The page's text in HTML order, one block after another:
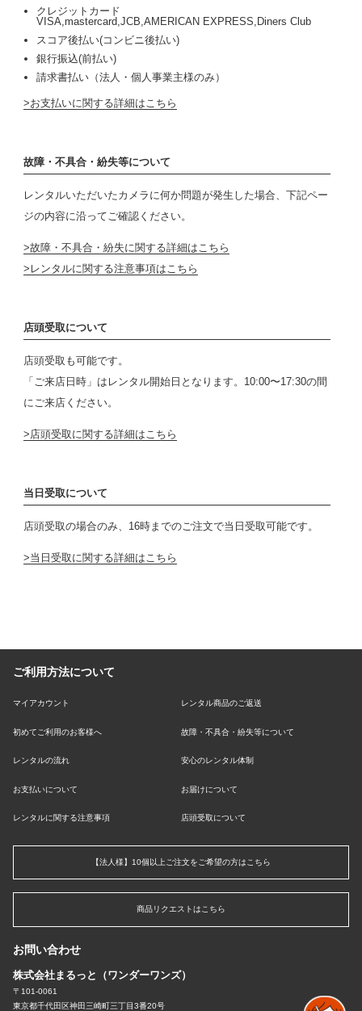
クレジットカード
VISA,mastercard,JCB,AMERICAN EXPRESS,Diners Club
スコア後払い(コンビニ後払い)
銀行振込(前払い)
請求書払い（法人・個人事業主様のみ）
お支払いに関する詳細はこちら
故障・不具合・紛失等について
レンタルいただいたカメラに何か問題が発生した場合、下記ペー
ジの内容に沿ってご確認ください。
故障・不具合・紛失に関する詳細はこちら
レンタルに関する注意事項はこちら
店頭受取について
店頭受取も可能です。
「ご来店日時」はレンタル開始日となります。10:00〜17:30の間
にご来店ください。
店頭受取に関する詳細はこちら
当日受取について
店頭受取の場合のみ、16時までのご注文で当日受取可能です。
当日受取に関する詳細はこちら
ご利用方法について
マイアカウント レンタル商品のご返送
初めてご利用のお客様へ 故障・不具合・紛失等について
レンタルの流れ 安心のレンタル体制
お支払いについて お届けについて
レンタルに関する注意事項 店頭受取について
【法人様】10個以上ご注文をご希望の方はこちら
商品リクエストはこちら
お問い合わせ
株式会社まるっと（ワンダーワンズ）
〒101-0061
東京都千代田区神田三崎町三丁目3番20号